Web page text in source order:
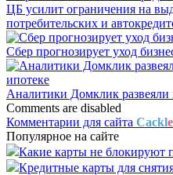
ЦБ усилит ограничения на
потребительских и
Сбер прогнозирует уход
Аналитики Домклик
Comments are disabled
Комментарии для сайта Cackle
Популярное на сайте
Какие карты не блокируют
Кредитные карты для